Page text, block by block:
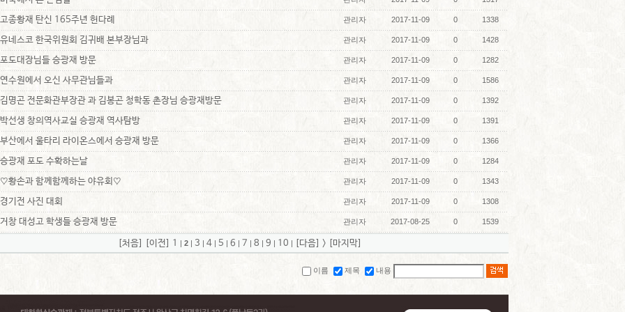
고종황재 탄신 165주년 헌다례 관리자 2017-11-09 0 1338
유네스코 한국위원회 김귀배 본부장님과 관리자 2017-11-09 0 1428
포도대장님들 승광재 방문 관리자 2017-11-09 0 1282
연수원에서 오신 사무관님들과 관리자 2017-11-09 0 1586
김명곤 전문화관부장관 과 김봉곤 청학동 촌장님 승광재방문 관리자 2017-11-09 0 1392
박선생 창의역사교실 승광재 역사탐방 관리자 2017-11-09 0 1391
부산에서 울타리 라이온스에서 승광재 방문 관리자 2017-11-09 0 1366
승광재 포도 수확하는날 관리자 2017-11-09 0 1284
♡황손과 함께함께하는 야유회♡ 관리자 2017-11-09 0 1343
경기전 사진 대회 관리자 2017-11-09 0 1308
거창 대성고 학생들 승광재 방문 관리자 2017-08-25 0 1539
[처음] [이전] 1 | 2 | 3 | 4 | 5 | 6 | 7 | 8 | 9 | 10 | [다음] > [마지막]
이름 제목 내용